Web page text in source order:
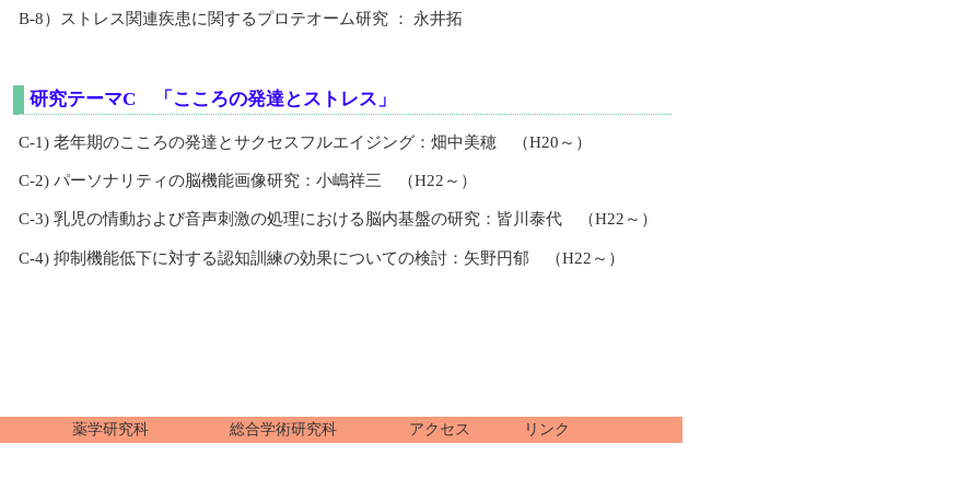
B-8）ストレス関連疾患に関するプロテオーム研究 ： 永井拓
研究テーマC 「こころの発達とストレス」
C-1) 老年期のこころの発達とサクセスフルエイジング：畑中美穂 （H20～）
C-2) パーソナリティの脳機能画像研究：小嶋祥三 （H22～）
C-3) 乳児の情動および音声刺激の処理における脳内基盤の研究：皆川泰代 （H22～）
C-4) 抑制機能低下に対する認知訓練の効果についての検討：矢野円郁 （H22～）
薬学研究科 総合学術研究科 アクセス リンク